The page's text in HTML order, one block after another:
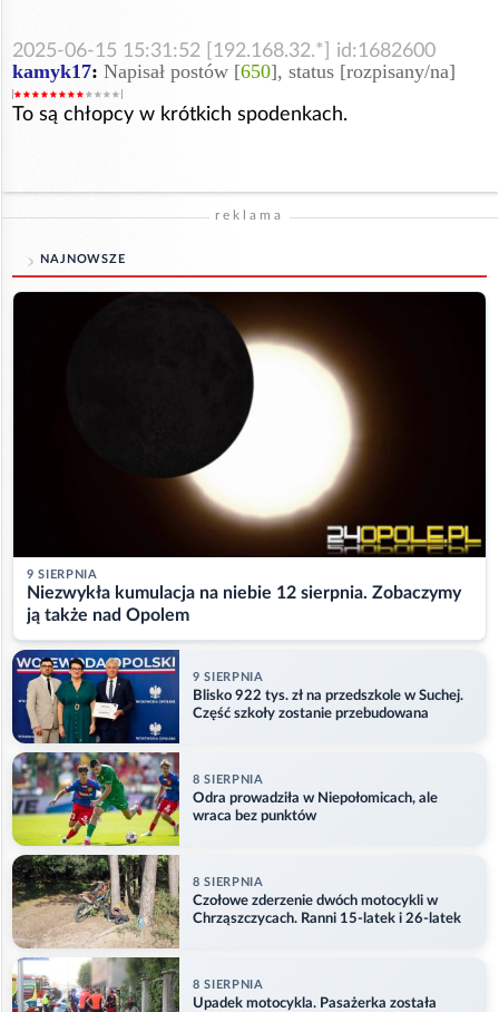
2025-06-15 15:31:52 [192.168.32.*] id:1682600
kamyk17: Napisał postów [650], status [rozpisany/na]
To są chłopcy w krótkich spodenkach.
reklama
NAJNOWSZE
9 SIERPNIA
Niezwykła kumulacja na niebie 12 sierpnia. Zobaczymy
ją także nad Opolem
9 SIERPNIA
Blisko 922 tys. zł na przedszkole w Suchej.
Część szkoły zostanie przebudowana
8 SIERPNIA
Odra prowadziła w Niepołomicach, ale
wraca bez punktów
8 SIERPNIA
Czołowe zderzenie dwóch motocykli w
Chrząszczycach. Ranni 15-latek i 26-latek
8 SIERPNIA
Upadek motocykla. Pasażerka została